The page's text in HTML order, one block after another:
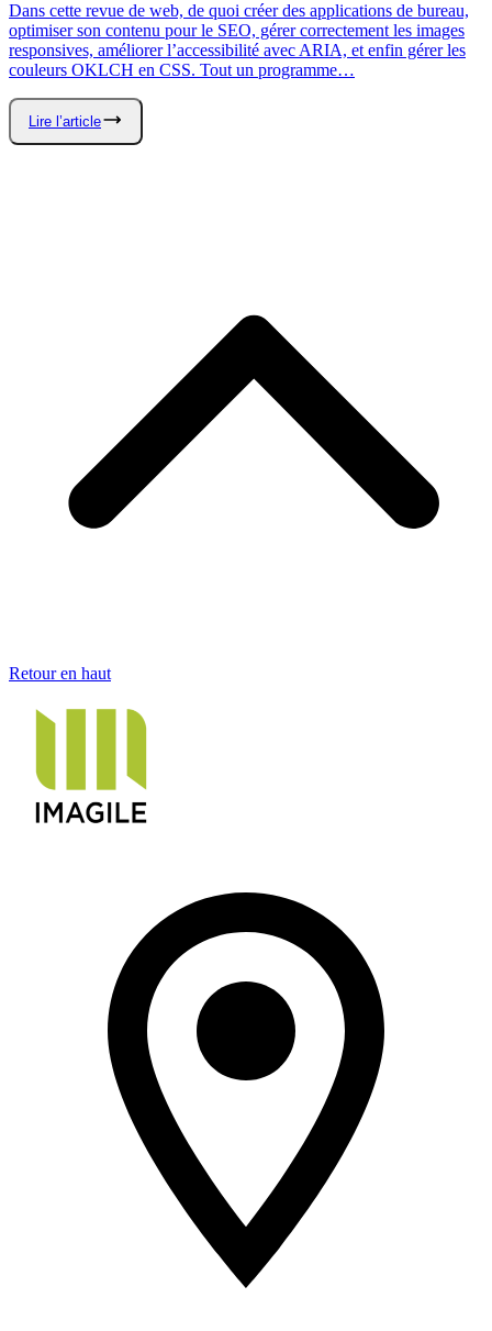
Dans cette revue de web, de quoi créer des applications de bureau,
optimiser son contenu pour le SEO, gérer correctement les images
responsives, améliorer l’accessibilité avec ARIA, et enfin gérer les
couleurs OKLCH en CSS. Tout un programme…
Lire l’article
Retour en haut